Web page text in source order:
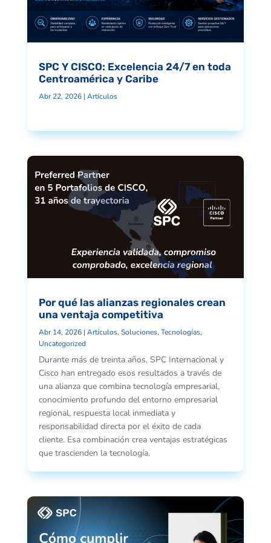
SPC Y CISCO: Excelencia 24/7 en toda
Centroamérica y Caribe
Abr 22, 2026| Artículos
Por qué las alianzas regionales crean
una ventaja competitiva
Abr 14, 2026| Artículos, Soluciones, Tecnologías,
Uncategorized
Durante más de treinta años, SPC Internacional y
Cisco han entregado esos resultados a través de
una alianza que combina tecnología empresarial,
conocimiento profundo del entorno empresarial
regional, respuesta local inmediata y
responsabilidad directa por el éxito de cada
cliente. Esa combinación crea ventajas estratégicas
que trascienden la tecnología.